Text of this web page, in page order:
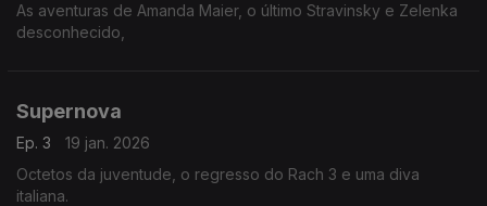
As aventuras de Amanda Maier, o último Stravinsky e Zelenka
desconhecido,
Supernova
Ep. 3
19 jan. 2026
Octetos da juventude, o regresso do Rach 3 e uma diva
italiana.